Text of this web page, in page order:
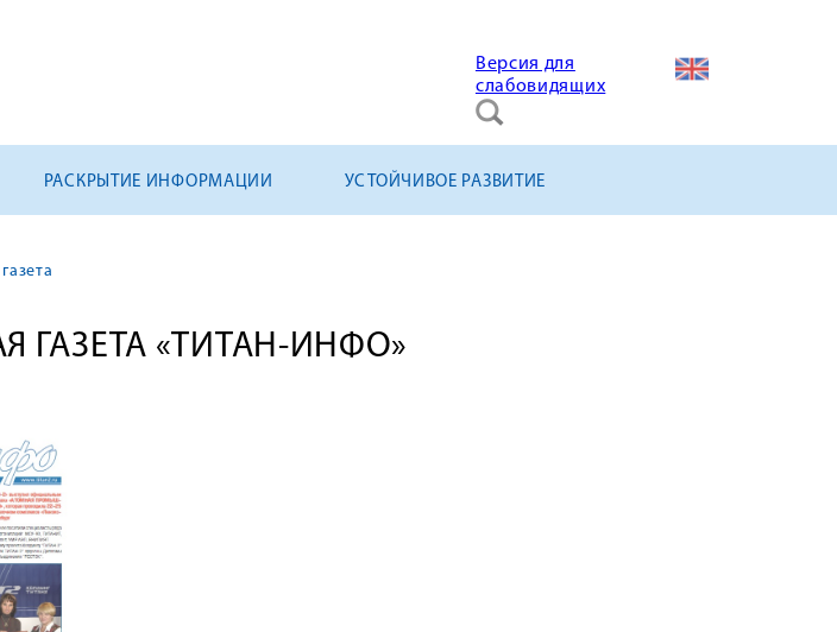
Версия для
слабовидящих
РАСКРЫТИЕ ИНФОРМАЦИИ УСТОЙЧИВОЕ РАЗВИТИЕ
ГАЗЕТА «ТИТАН-ИНФО»